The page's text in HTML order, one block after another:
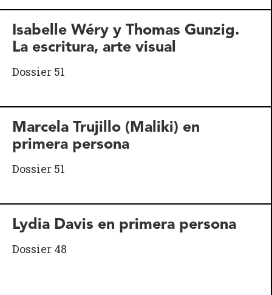
Isabelle Wéry y Thomas Gunzig.
La escritura, arte visual
Dossier 51
Marcela Trujillo (Maliki) en
primera persona
Dossier 51
Lydia Davis en primera persona
Dossier 48